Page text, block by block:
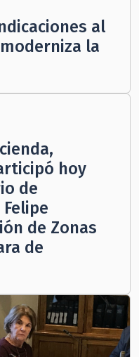
al
la
hoy
de
de Zonas
de